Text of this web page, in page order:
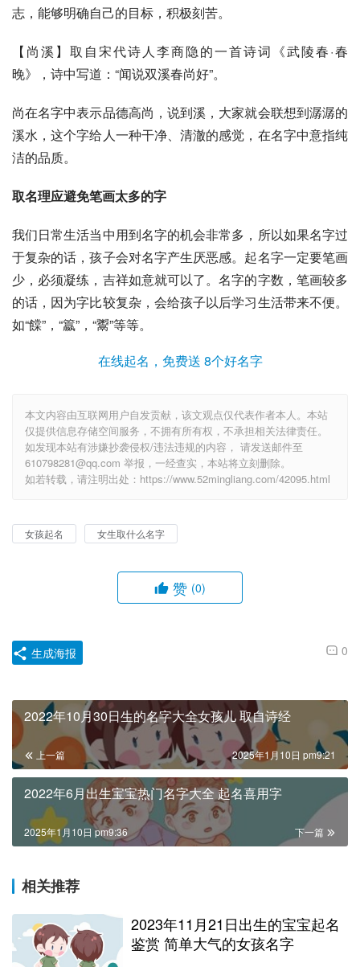
志，能够明确自己的目标，积极刻苦。
【尚溪】取自宋代诗人李商隐的一首诗词《武陵春·春
晚》，诗中写道：“闻说双溪春尚好”。
尚在名字中表示品德高尚，说到溪，大家就会联想到潺潺的
溪水，这个字给人一种干净、清澈的感觉，在名字中意指纯
洁的品质。
取名理应避免笔画太多的字
我们日常生活当中用到名字的机会非常多，所以如果名字过
于复杂的话，孩子会对名字产生厌恶感。起名字一定要笔画
少，必须凝练，吉祥如意就可以了。名字的字数，笔画较多
的话，因为字比较复杂，会给孩子以后学习生活带来不便。
如“饓”，“籝”，“鬻”等等。
在线起名，免费送 8个好名字
本文内容由互联网用户自发贡献，该文观点仅代表作者本人。本站
仅提供信息存储空间服务，不拥有所有权，不承担相关法律责任。
如发现本站有涉嫌抄袭侵权/违法违规的内容， 请发送邮件至
610798281@qq.com 举报，一经查实，本站将立刻删除。
如若转载，请注明出处：https://www.52mingliang.com/42095.html
女孩起名 女生取什么名字
赞 (0)
0
生成海报
2022年10月30日生的名字大全女孩儿 取自诗经
上一篇 2025年1月10日 pm9:21
2022年6月出生宝宝热门名字大全 起名喜用字
下一篇
2025年1月10日 pm9:36
相关推荐
2023年11月21日出生的宝宝起名
鉴赏 简单大气的女孩名字